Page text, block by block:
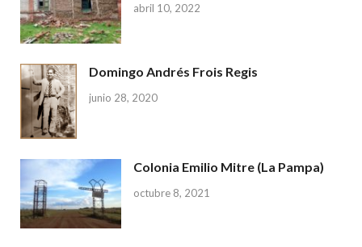
abril 10, 2022
Domingo Andrés Frois Regis
junio 28, 2020
Colonia Emilio Mitre (La Pampa)
octubre 8, 2021